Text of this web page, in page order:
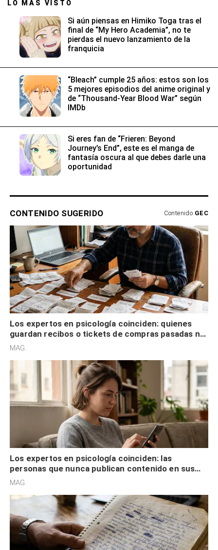
LO MÁS VISTO
Si aún piensas en Himiko Toga tras el
final de “My Hero Academia”, no te
pierdas el nuevo lanzamiento de la
franquicia
“Bleach” cumple 25 años: estos son los
5 mejores episodios del anime original y
de “Thousand-Year Blood War” según
IMDb
Si eres fan de “Frieren: Beyond
Journey’s End”, este es el manga de
fantasía oscura al que debes darle una
oportunidad
CONTENIDO SUGERIDO Contenido GEC
Los expertos en psicología coinciden: quienes
guardan recibos o tickets de compras pasadas no
son acumuladores, sino que tienen necesidad de
MAG.
Los expertos en psicología coinciden: las
personas que nunca publican contenido en sus
redes sociales no pretenden buscar validación
MAG.